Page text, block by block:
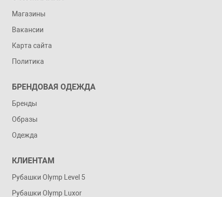
Магазины
Вакансии
Карта сайта
Политика
БРЕНДОВАЯ ОДЕЖДА
Бренды
Образы
Одежда
КЛИЕНТАМ
Рубашки Olymp Level 5
Рубашки Olymp Luxor